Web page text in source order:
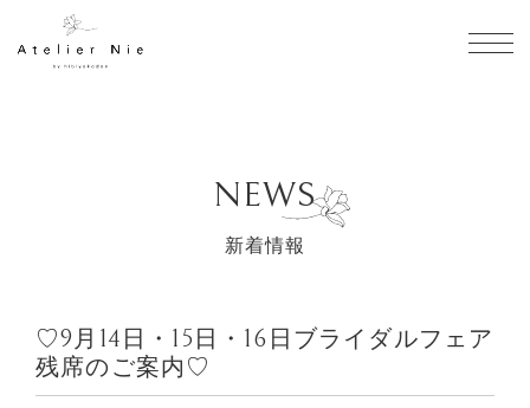
NEWS
新着情報
♡9月14日・15日・16日ブライダルフェア
残席のご案内♡